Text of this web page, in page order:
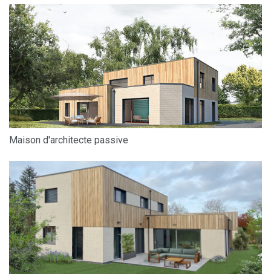
Maison d'architecte passive